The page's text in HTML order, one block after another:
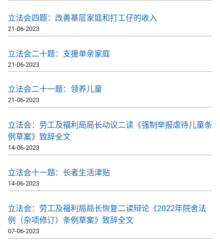
立法会四题：改善基层家庭和打工仔的收入
21-06-2023
立法会二十题：支援单亲家庭
21-06-2023
立法会二十一题：领养儿童
21-06-2023
立法会：劳工及福利局局长动议二读《强制举报虐待儿童条
例草案》致辞全文
14-06-2023
立法会十一题：长者生活津贴
14-06-2023
立法会：劳工及福利局局长恢复二读辩论《2022年院舍法
例（杂项修订）条例草案》致辞全文
07-06-2023